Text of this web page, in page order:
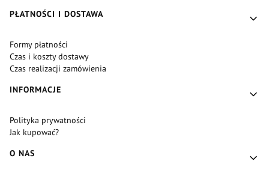
PŁATNOŚCI I DOSTAWA
Formy płatności
Czas i koszty dostawy
Czas realizacji zamówienia
INFORMACJE
Polityka prywatności
Jak kupować?
O NAS